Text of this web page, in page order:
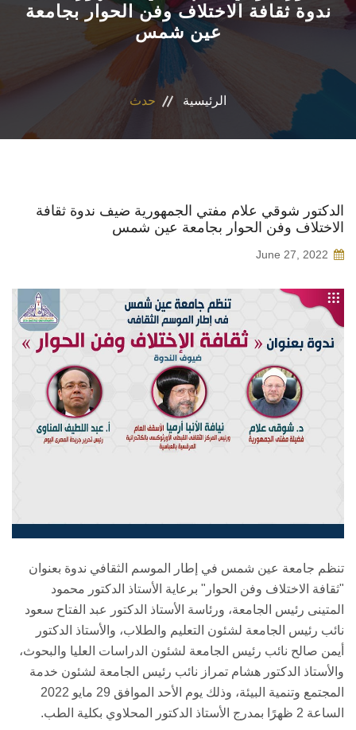
إقتصاد منزلي
ندوة ثقافة الاختلاف وفن الحوار بجامعة
عين شمس
الرئيسية حدث
الدكتور شوقي علام مفتي الجمهورية ضيف ندوة ثقافة
الاختلاف وفن الحوار بجامعة عين شمس
June 27, 2022
تنظم جامعة عين شمس في إطار الموسم الثقافي ندوة بعنوان
"ثقافة الاختلاف وفن الحوار" برعاية الأستاذ الدكتور محمود
المتينى رئيس الجامعة، ورئاسة الأستاذ الدكتور عبد الفتاح سعود
نائب رئيس الجامعة لشئون التعليم والطلاب، والأستاذ الدكتور
أيمن صالح نائب رئيس الجامعة لشئون الدراسات العليا والبحوث،
والأستاذ الدكتور هشام تمراز نائب رئيس الجامعة لشئون خدمة
المجتمع وتنمية البيئة، وذلك يوم الأحد الموافق 29 مايو 2022
الساعة 2 ظهرًا بمدرج الأستاذ الدكتور المحلاوي بكلية الطب.